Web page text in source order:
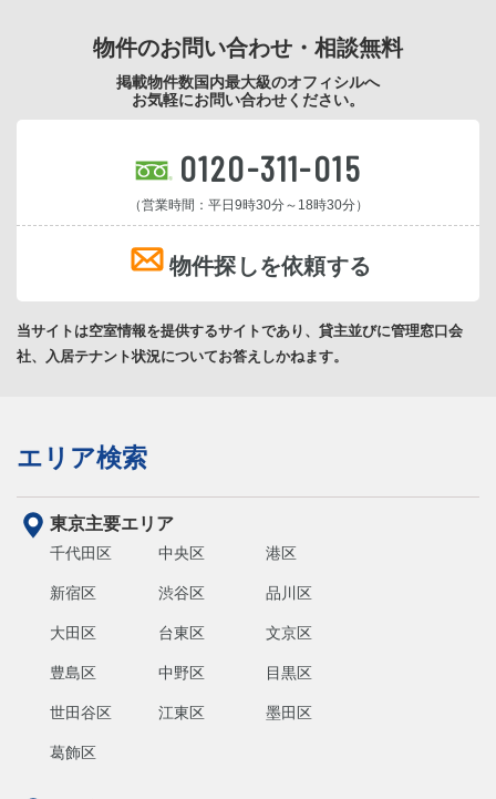
物件のお問い合わせ・相談無料
掲載物件数国内最大級のオフィシルへ
お気軽にお問い合わせください。
0120-311-015
（営業時間：平日9時30分～18時30分）
物件探しを依頼する
当サイトは空室情報を提供するサイトであり、貸主並びに管理窓口会
社、入居テナント状況についてお答えしかねます。
エリア検索
東京主要エリア
千代田区 中央区 港区
新宿区 渋谷区 品川区
大田区 台東区 文京区
豊島区 中野区 目黒区
世田谷区 江東区 墨田区
葛飾区